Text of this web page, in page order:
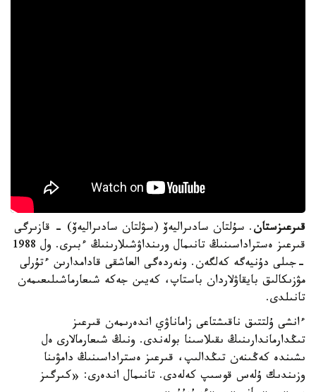
قىرعىزستان. سۇلتان سادىراليەۆ (سۋلتان سادىراليەۆ) - قازىرگى
قىرعىز ەستراداسىنىڭ تانىمال ورىنداۋشىلارىنىڭ ءبىرى. ول 1988
-جىلى دۇنيەگە كەلگەن. ونەردەگى العاشقى قادامدارىن ءتۇرلى
مۋزىكالىق بايقاۋلاردان باستاپ، كەيىن جەكە شىعارماشىلىعىمەن
تانىلدى.
ءانشى ۇلتتىق ناقىشتاعى زاماناۋي اندەرىمەن قىرعىز
تىڭدارماندارىنىڭ ىقىلاسىنا بولەندى. ونىڭ شىعارمالارى ەل
ىشىندە كەڭىنەن تىڭدالىپ، قىرعىز ەستراداسىنىڭ دامۋىنا
وزىندىك ۇلەس قوسىپ كەلەدى. تانىمال اندەرى: «كىرگىز